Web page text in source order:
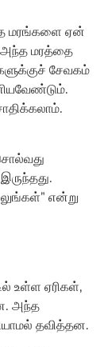
மரங்களை ஏன்
அந்த மரத்தை
சேவகம்
என்று
உள்ள ஏரிகள்,
அந்த
தவித்தன.